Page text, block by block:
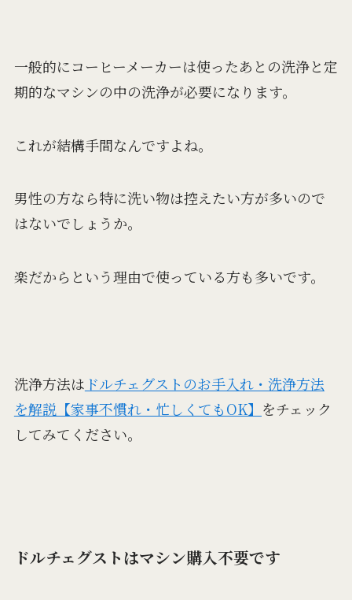
一般的にコーヒーメーカーは使ったあとの洗浄と定
期的なマシンの中の洗浄が必要になります。
これが結構手間なんですよね。
男性の方なら特に洗い物は控えたい方が多いので
はないでしょうか。
楽だからという理由で使っている方も多いです。
洗浄方法は ドルチェグストのお手入れ・洗浄方法
を解説【家事不慣れ・忙しくてもOK】 をチェック
してみてください。
ドルチェグストはマシン購入不要です